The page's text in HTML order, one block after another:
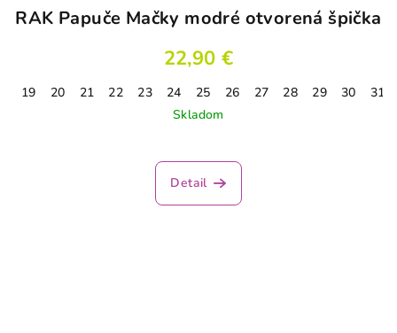
RAK Papuče Mačky modré otvorená špička
22,90 €
19 20 21 22 23 24 25 26 27 28 29 30
31
Skladom
Detail